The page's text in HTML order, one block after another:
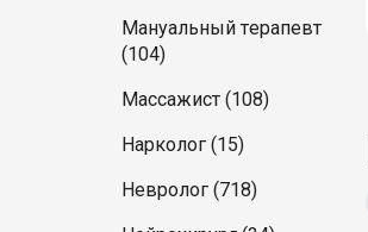
Мануальный терапевт
(104)
Массажист (108)
Нарколог (15)
Невролог (718)